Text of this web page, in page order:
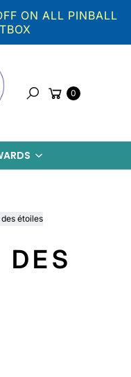
ON ALL PINBALL
Rechercher
Panier
0
étoiles
DES